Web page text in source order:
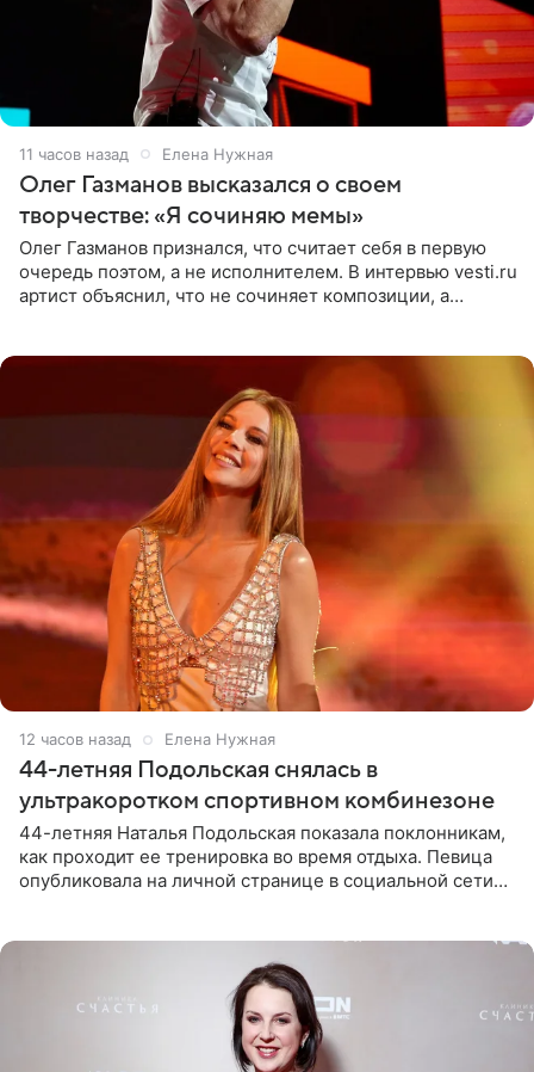
11 часов назад Елена Нужная
Олег Газманов высказался о своем
творчестве: «Я сочиняю мемы»
Олег Газманов признался, что считает себя в первую
очередь поэтом, а не исполнителем. В интервью vesti.ru
артист объяснил, что не сочиняет композиции, а
12 часов назад Елена Нужная
44-летняя Подольская снялась в
ультракоротком спортивном комбинезоне
44-летняя Наталья Подольская показала поклонникам,
как проходит ее тренировка во время отдыха. Певица
опубликовала на личной странице в социальной сети